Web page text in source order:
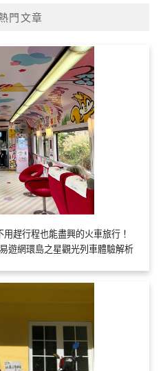
門文章
趕行程也能盡興的火車旅行！
遊網環島之星觀光列車體驗解析